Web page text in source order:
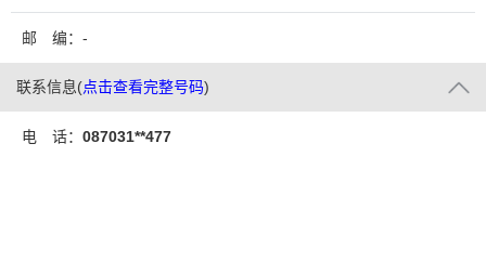
邮 编：-
联系信息(点击查看完整号码)
电 话： 087031**477